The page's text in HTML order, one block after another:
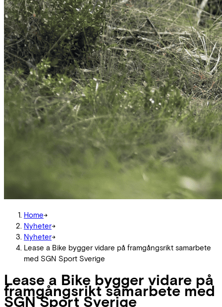
Home->
Nyheter->
Nyheter->
Lease a Bike bygger vidare på framgångsrikt samarbete
med SGN Sport Sverige
Lease a Bike bygger vidare på
framgångsrikt samarbete med
SGN Sport Sverige